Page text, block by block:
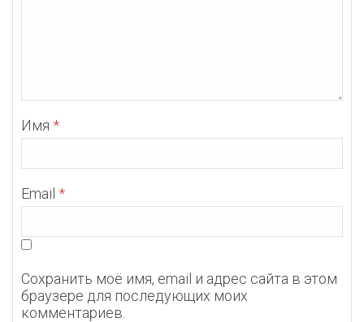
Имя *
Email *
Сохранить моё имя, email и адрес сайта в этом
браузере для последующих моих
комментариев.